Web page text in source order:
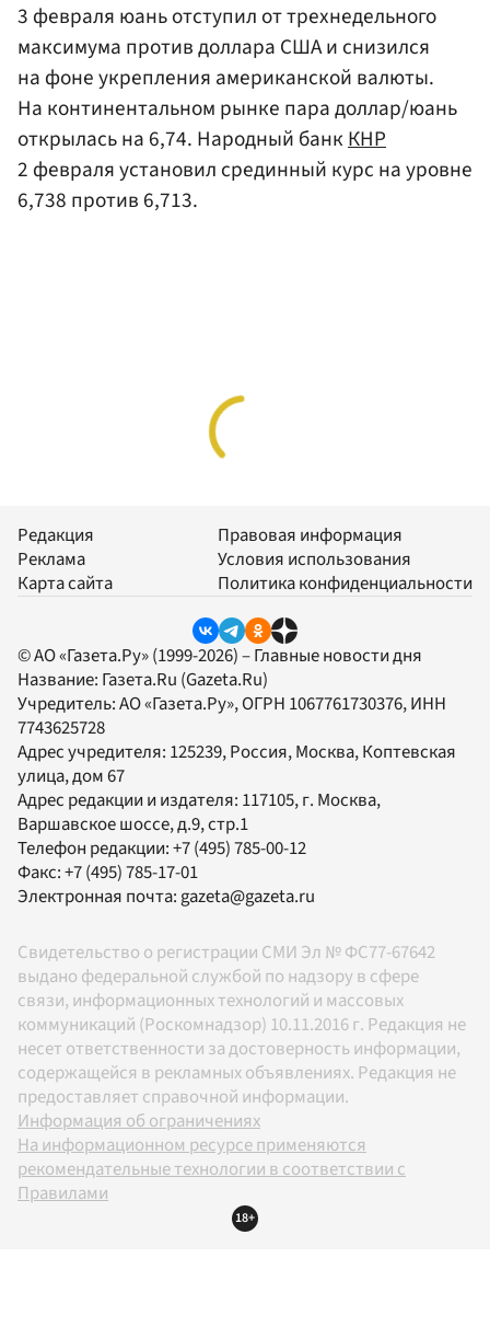
3 февраля юань отступил от трехнедельного
максимума против доллара США и снизился
на фоне укрепления американской валюты.
На континентальном рынке пара доллар/юань
открылась на 6,74. Народный банкКНР
2 февраля установил срединный курс на уровне
6,738 против 6,713.
Редакция
Реклама
Карта сайта
Правовая информация
Условия использования
Политика конфиденциальности
© АО «Газета.Ру» (1999-2026) – Главные новости дня
Название: Газета.Ru (Gazeta.Ru)
Учредитель:АО «Газета.Ру», ОГРН 1067761730376, ИНН
7743625728
Адрес учредителя: 125239, Россия, Москва, Коптевская
улица, дом 67
Адрес редакции и издателя: 117105, г. Москва,
Варшавское шоссе, д.9, стр.1
Телефон редакции:+7 (495) 785-00-12
Факс:+7 (495) 785-17-01
Электронная почта:gazeta@gazeta.ru
Свидетельство о регистрации СМИ Эл № ФС77-67642
выдано федеральной службой по надзору в сфере
связи, информационных технологий и массовых
коммуникаций (Роскомнадзор) 10.11.2016 г. Редакция не
несет ответственности за достоверность информации,
содержащейся в рекламных объявлениях. Редакция не
предоставляет справочной информации.
Информация об ограничениях
На информационном ресурсе применяются
рекомендательные технологии в соответствии с
Правилами
18+